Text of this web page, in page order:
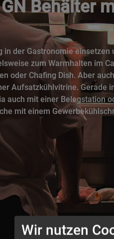
Behälter
in der Gastronomie einsetzen
zum Warmhalten im
oder Chafing Dish. Aber
Aufsatzkühlvitrine. Gerade
auch mit einer Belegstation
mit einem
Wir nutzen